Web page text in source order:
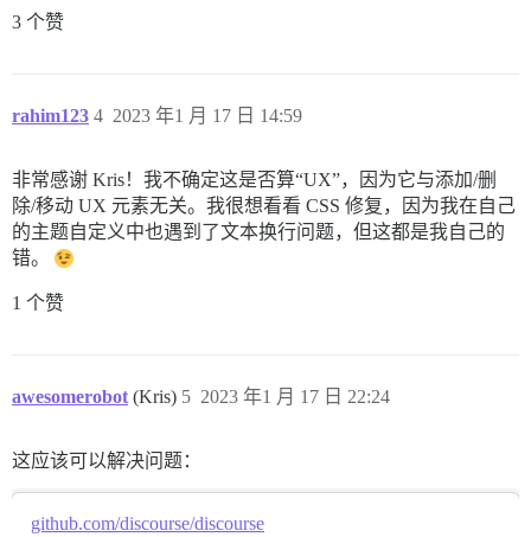
3 个赞
rahim123 2023 年1 月 17 日 14:59
4
非常感谢 Kris！我不确定这是否算“UX”，因为它与添加/删
除/移动 UX 元素无关。我很想看看 CSS 修复，因为我在自己
的主题自定义中也遇到了文本换行问题，但这都是我自己的
错。
1 个赞
awesomerobot (Kris) 2023 年1 月 17 日 22:24
5
这应该可以解决问题：
github.com/discourse/discourse